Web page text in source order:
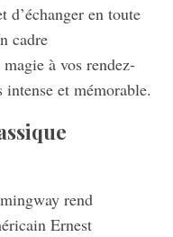
d’échanger en toute
cadre
à vos rendez-
et mémorable.
rend
Ernest